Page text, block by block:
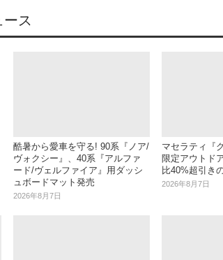
ス
酷暑から愛車を守る! 90系『ノア/
ヴォクシー』、40系『アルファ
ード/ヴェルファイア』用ダッシ
ュボードマット発売
2026年8月7日
マセラティ『
限定アウトド
比40%超引き
2026年8月7日